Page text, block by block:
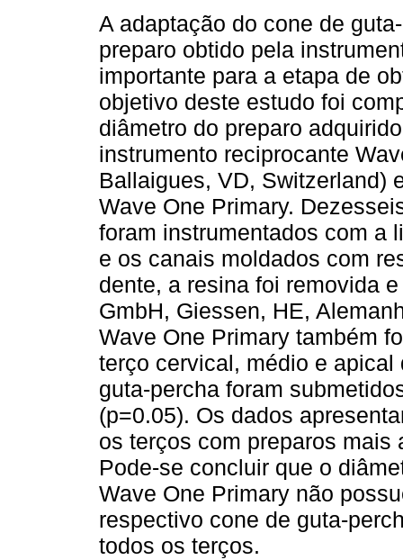
A adaptação do cone de
preparo obtido pela
importante para a etapa de
objetivo deste estudo foi
diâmetro do preparo
instrumento reciprocante
Ballaigues, VD, Switzerland)
Wave One Primary.
foram instrumentados com a
e os canais moldados com
dente, a resina foi removida
GmbH, Giessen, HE,
Wave One Primary também
terço cervical, médio e
guta-percha foram
(p=0.05). Os dados
os terços com preparos
Pode-se concluir que o
Wave One Primary não
respectivo cone de guta-
todos os terços.